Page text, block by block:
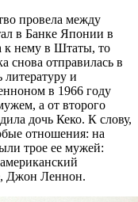
провела между
в Банке Японии в
к нему в Штаты, то
снова отправилась в
литературу и
в 1966 году
а от второго
дочь Кеко. К слову,
отношения: на
трое ее мужей:
Джон Леннон.